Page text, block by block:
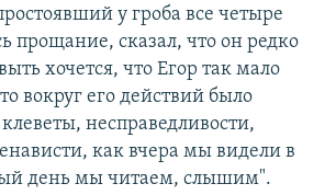
у гроба все четыре
прощание, сказал, что он редко
хочется, что Егор так мало
вокруг его действий было
несправедливости,
как вчера мы видели в
день мы читаем, слышим".